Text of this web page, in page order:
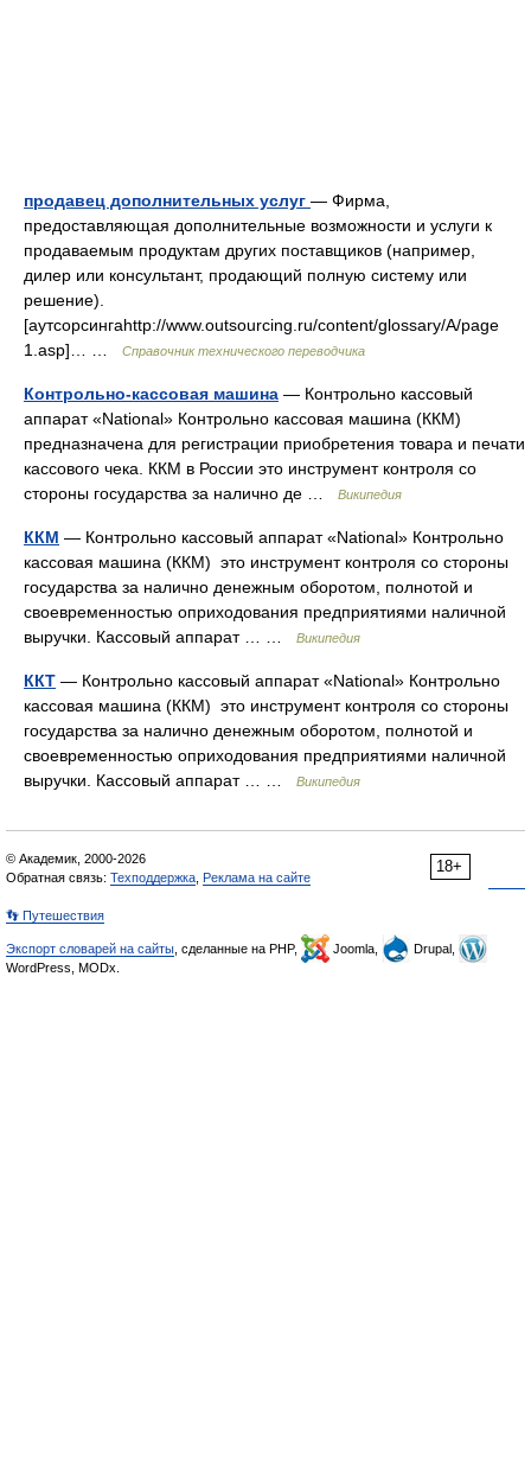
продавец дополнительных услуг — Фирма,
предоставляющая дополнительные возможности и услуги к
продаваемым продуктам других поставщиков (например,
дилер или консультант, продающий полную систему или
решение).
[аутсорсингаhttp://www.outsourcing.ru/content/glossary/A/page
1.asp]… …
Справочник технического переводчика
Контрольно-кассовая машина — Контрольно кассовый
аппарат «National» Контрольно кассовая машина (ККМ)
предназначена для регистрации приобретения товара и печати
кассового чека. ККМ в России это инструмент контроля со
стороны государства за налично де …
Википедия
ККМ — Контрольно кассовый аппарат «National» Контрольно
кассовая машина (ККМ) это инструмент контроля со стороны
государства за налично денежным оборотом, полнотой и
своевременностью оприходования предприятиями наличной
выручки. Кассовый аппарат … …
Википедия
ККТ — Контрольно кассовый аппарат «National» Контрольно
кассовая машина (ККМ) это инструмент контроля со стороны
государства за налично денежным оборотом, полнотой и
своевременностью оприходования предприятиями наличной
выручки. Кассовый аппарат … …
Википедия
18+
© Академик, 2000-2026
Обратная связь: Техподдержка Реклама на сайте
👣 Путешествия
Экспорт словарей на сайты , сделанные на PHP, Joomla,
Drupal,
WordPress, MODx.